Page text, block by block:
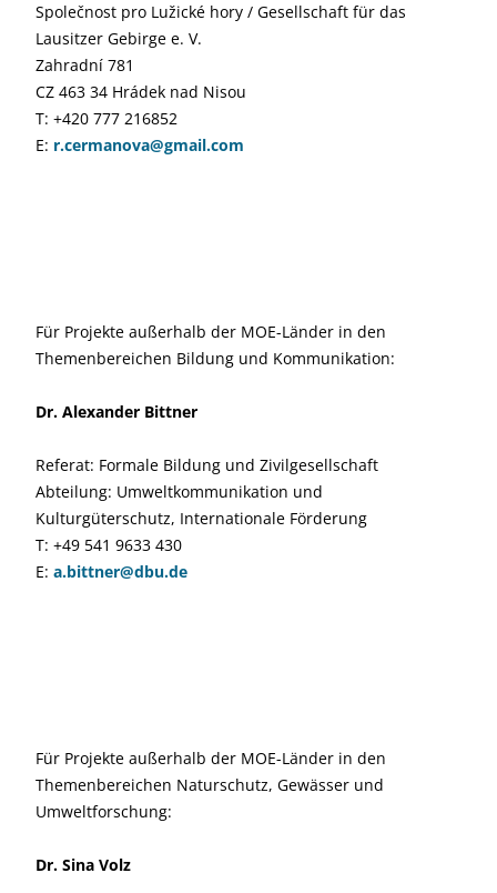
Společnost pro Lužické hory / Gesellschaft für das
Lausitzer Gebirge e. V.
Zahradní 781
CZ 463 34 Hrádek nad Nisou
T: +420 777 216852
E: r.cermanova@gmail.com
Für Projekte außerhalb der MOE-Länder in den
Themenbereichen Bildung und Kommunikation:
Dr. Alexander Bittner
Referat: Formale Bildung und Zivilgesellschaft
Abteilung: Umweltkommunikation und
Kulturgüterschutz, Internationale Förderung
T: +49 541 9633 430
E: a.bittner@dbu.de
Für Projekte außerhalb der MOE-Länder in den
Themenbereichen Naturschutz, Gewässer und
Umweltforschung:
Dr. Sina Volz